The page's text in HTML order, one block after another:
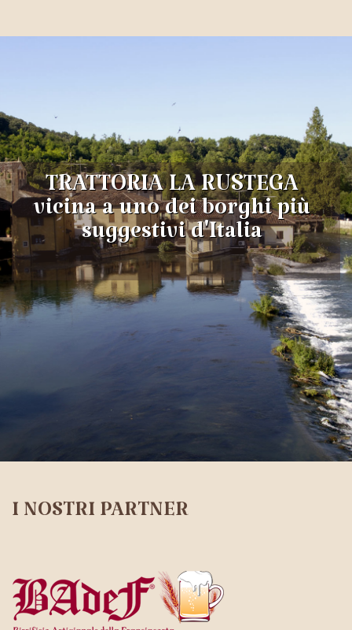
TRATTORIA LA RUSTEGA
vicina a uno dei borghi più
suggestivi d'Italia
I NOSTRI PARTNER